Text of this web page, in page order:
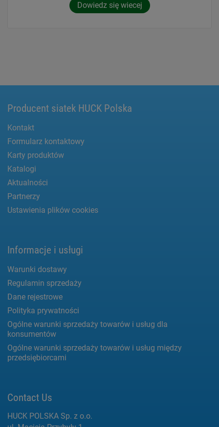
Dowiedz się wiecej
Producent siatek HUCK Polska
Kontakt
Formularz kontaktowy
Karty produktów
Katalogi
Aktualności
Partnerzy
Ustawienia plików cookies
Informacje i usługi
Warunki dostawy
Regulamin sprzedaży
Dane rejestrowe
Polityka prywatności
Ogólne warunki sprzedaży towarów i usług dla
konsumentów
Ogólne warunki sprzedaży towarów i usług między
przedsiębiorcami
Contact Us
HUCK POLSKA Sp. z o.o.